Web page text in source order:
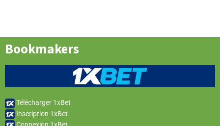
Bookmakers
Télécharger 1xBet
Inscription 1xBet